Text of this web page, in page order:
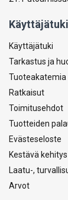
Käyttäjätuki
Tarkastus ja
Tuoteakatemia
Ratkaisut
Toimitusehdot
Tuotteiden
Evästeseloste
Kestävä
Laatu-,
Arvot